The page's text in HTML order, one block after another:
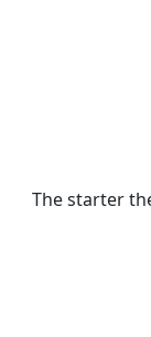
"landing" 3} 然
The starter